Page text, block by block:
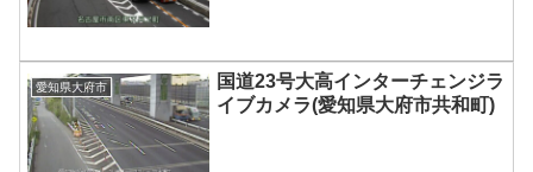
愛知県大府市
国道23号大高インターチェンジラ
イブカメラ(愛知県大府市共和町)